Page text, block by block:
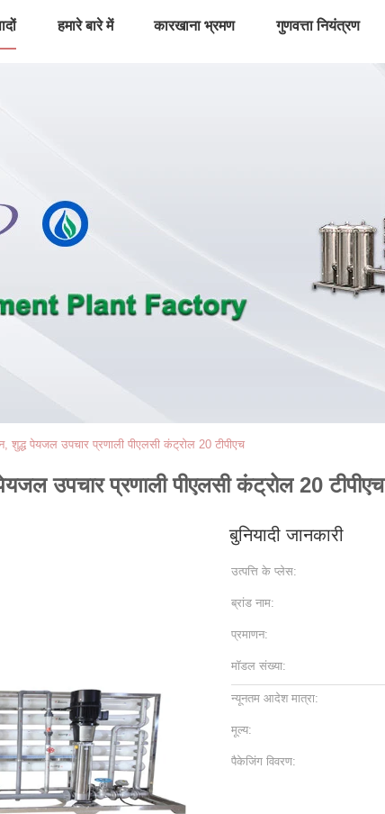
हमारे बारे में कारखाना भ्रमण गुणवत्ता नियंत्रण
शुद्ध पेयजल उपचार प्रणाली पीएलसी कंट्रोल 20 टीपीएच
उपचार प्रणाली पीएलसी कंट्रोल 20 टीपीएच
बुनियादी जानकारी
उत्पत्ति के प्लेस:
ब्रांड नाम:
प्रमाणन:
मॉडल संख्या:
न्यूनतम आदेश मात्रा:
मूल्य:
पैकेजिंग विवरण: